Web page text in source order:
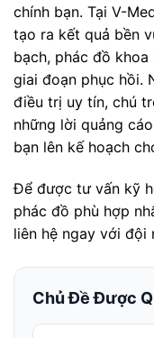
chính bạn. Tại V-
tạo ra kết quả bền
bạch, phác đồ
giai đoạn phục hồi.
điều trị uy tín, chú
những lời quảng
bạn lên kế hoạch
Để được tư vấn kỹ
phác đồ phù hợp
liên hệ ngay với đội
Chủ Đề Được